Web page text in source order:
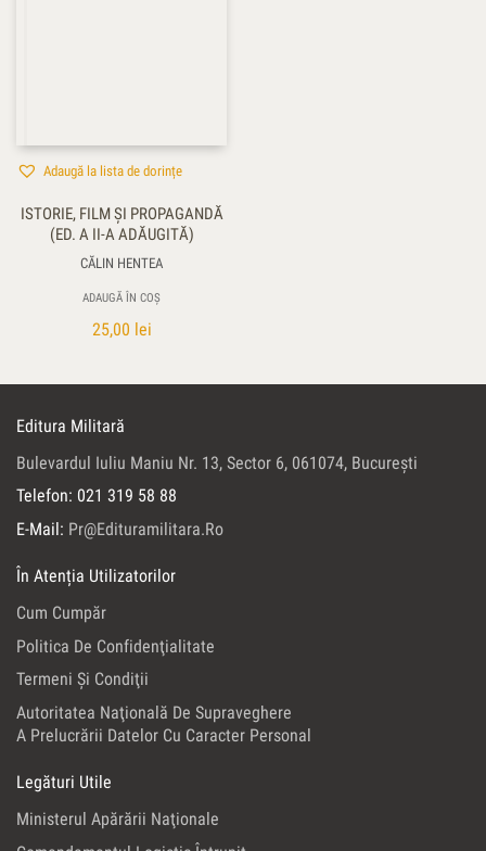
Adaugă la lista de dorințe
ISTORIE, FILM ŞI PROPAGANDĂ
(ED. A II-A ADĂUGITĂ)
CĂLIN HENTEA
ADAUGĂ ÎN COȘ
25,00 lei
Editura Militară
Bulevardul Iuliu Maniu Nr. 13, Sector 6, 061074, Bucureşti
Telefon: 021 319 58 88
E-Mail: Pr@edituramilitara.ro
În Atenția Utilizatorilor
Cum Cumpăr
Politica De Confidenţialitate
Termeni Şi Condiţii
Autoritatea Naţională De Supraveghere
A Prelucrării Datelor Cu Caracter Personal
Legături Utile
Ministerul Apărării Naţionale